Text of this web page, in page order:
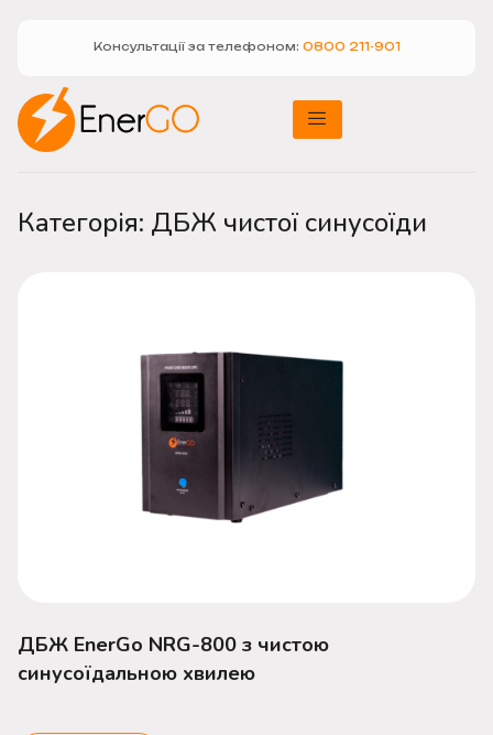
Консультації за телефоном: 0800 211-901
Категорія: ДБЖ чистої синусоїди
ДБЖ EnerGo NRG-800 з чистою
синусоїдальною хвилею